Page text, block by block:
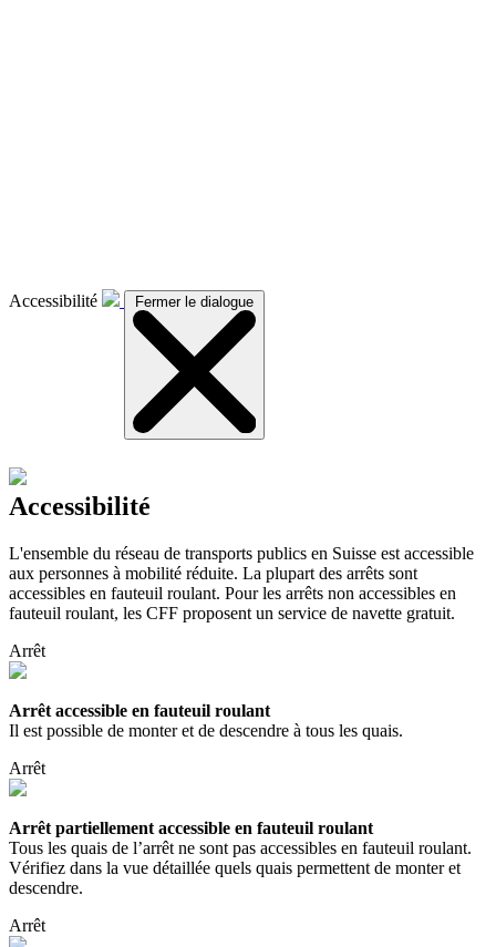
Accessibilité Fermer le dialogue
Accessibilité
L'ensemble du réseau de transports publics en Suisse est accessible
aux personnes à mobilité réduite. La plupart des arrêts sont
accessibles en fauteuil roulant. Pour les arrêts non accessibles en
fauteuil roulant, les CFF proposent un service de navette gratuit.
Arrêt
Arrêt accessible en fauteuil roulant
Il est possible de monter et de descendre à tous les quais.
Arrêt
Arrêt partiellement accessible en fauteuil roulant
Tous les quais de l’arrêt ne sont pas accessibles en fauteuil roulant.
Vérifiez dans la vue détaillée quels quais permettent de monter et
descendre.
Arrêt